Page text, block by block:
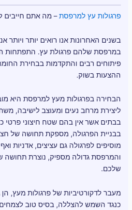
פרגולות עץ למרפסת– מה אתם חייבים
בשנים האחרונות אנו רואים יותר ויותר
במרפסת שלהם פרגולת עץ. התפתחות
פיתוחים רבים והתקדמות בבחירת החומרים,
ההצעות בשוק.
הבחירה בפרגולות מעץ למרפסת היא
ליצירת מרחב נעים ומעוצב לישיבה,
בבתים אשר אין בהם שטח חיצוני פרטי כמו
בבניית הפרגולה, מספקת תחושה של
מוסיפים לפרגולה גם עציצים, אדניות ואף
והמרפסת גדולה מספיק, נוצרת תחושה של
שלכם.
מעבר לדקורטיביות של פרגולות מעץ, הן
כנגד השמש להצללה, בסיס טוב לצמחים